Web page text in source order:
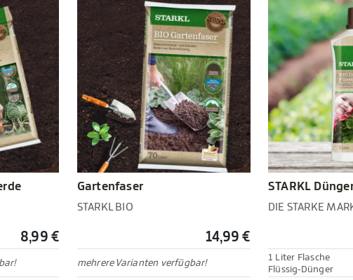
8,99 €
Gartenfaser
STARKL BIO
14,99 €
mehrere Varianten verfügbar!
STARKL
DIE STARKE
1 Liter Flasche
Flüssig-Dünger